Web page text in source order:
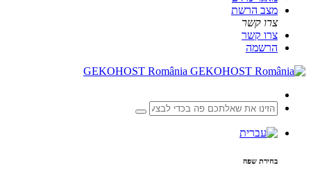
מצב הרשת
צרו קשר
צרו קשר
הרשמה
GEKOHOST România
בחירת שפה